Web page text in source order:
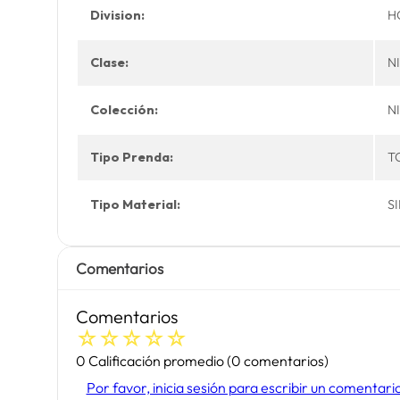
Division:
Clase:
Colección:
Tipo Prenda:
Tipo Material:
Comentarios
Comentarios
☆☆☆☆☆
0 Calificación promedio(0 comentarios)
Por favor, inicia sesión para escribir un